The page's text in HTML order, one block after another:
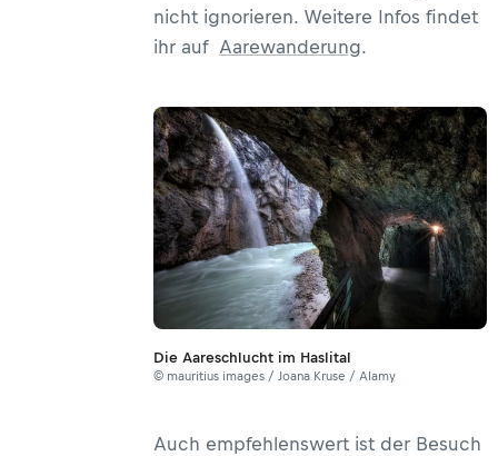
nicht ignorieren. Weitere Infos findet
ihr auf Aarewanderung.
Die Aareschlucht im Haslital
© mauritius images / Joana Kruse / Alamy
Auch empfehlenswert ist der Besuch